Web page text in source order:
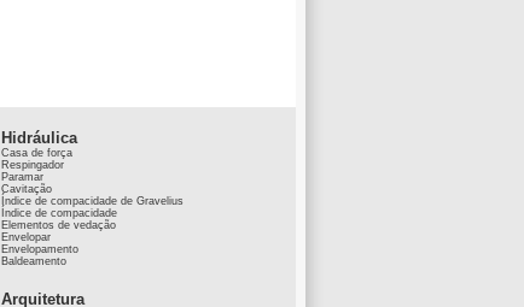
Hidráulica
Casa de força
Respingador
Paramar
Cavitação
Índice de compacidade de Gravelius
Índice de compacidade
Elementos de vedação
Envelopar
Envelopamento
Baldeamento
Arquitetura